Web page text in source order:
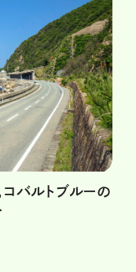
コバルトブルーの